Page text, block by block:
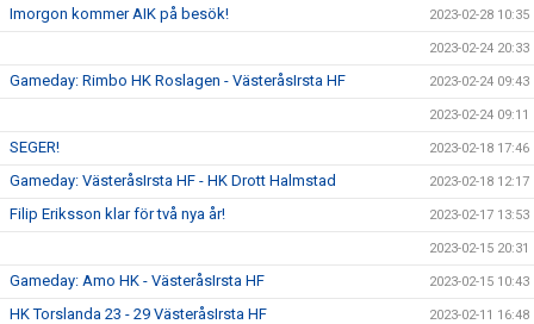
Imorgon kommer AIK på besök! 2023-02-28 10:35
2023-02-24 20:33
Gameday: Rimbo HK Roslagen - VästeråsIrsta HF 2023-02-24 09:43
2023-02-24 09:11
SEGER! 2023-02-18 17:46
Gameday: VästeråsIrsta HF - HK Drott Halmstad 2023-02-18 12:17
Filip Eriksson klar för två nya år! 2023-02-17 13:53
2023-02-15 20:31
Gameday: Amo HK - VästeråsIrsta HF 2023-02-15 10:43
HK Torslanda 23 - 29 VästeråsIrsta HF 2023-02-11 16:48